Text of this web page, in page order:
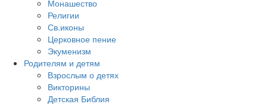
Монашество
Религии
Св.иконы
Церковное пение
Экуменизм
Родителям и детям
Взрослым о детях
Викторины
Детская Библия